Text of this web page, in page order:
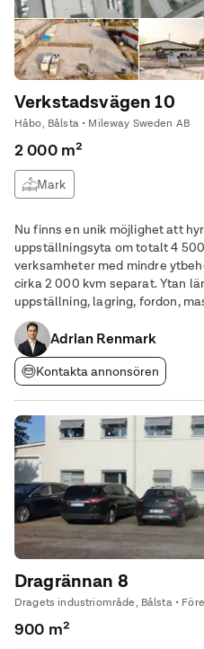
Verkstadsvägen 10
Håbo, Bålsta • Mileway Sweden AB
2 000 m²
Mark
Nu finns en unik möjlighet att
uppställningsyta om totalt 4
verksamheter med mindre
cirka 2 000 kvm separat. Ytan lämpar sig utmärkt för
uppställning, lagring, fordon,
med behov av säker och
inhägnat och utrustat med
Adrian Renmark
Kontakta annonsören
Dragrännan 8
900 m²